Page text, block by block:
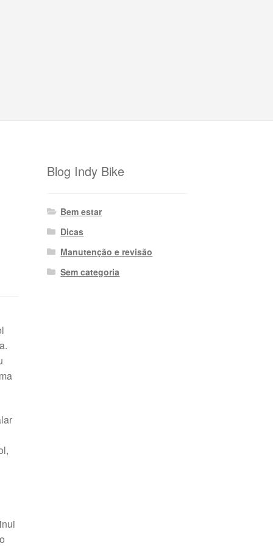
Blog Indy Bike
Bem estar
Dicas
Manutenção e revisão
Sem categoria